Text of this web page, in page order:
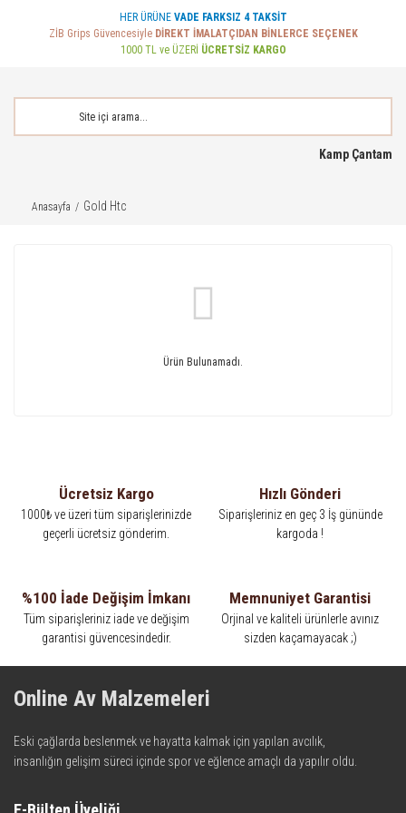
HER ÜRÜNE VADE FARKSIZ 4 TAKSİT
ZİB Grips Güvencesiyle DİREKT İMALATÇIDAN BİNLERCE SEÇENEK
1000 TL ve ÜZERİ ÜCRETSİZ KARGO
Kamp Çantam
Anasayfa Gold Htc
Ürün Bulunamadı.
Ücretsiz Kargo
1000₺ ve üzeri tüm siparişlerinizde
geçerli ücretsiz gönderim.
Hızlı Gönderi
Siparişleriniz en geç 3 İş gününde
kargoda !
%100 İade Değişim İmkanı
Tüm siparişleriniz iade ve değişim
garantisi güvencesindedir.
Memnuniyet Garantisi
Orjinal ve kaliteli ürünlerle avınız
sizden kaçamayacak ;)
Online Av Malzemeleri
Eski çağlarda beslenmek ve hayatta kalmak için yapılan avcılık,
insanlığın gelişim süreci içinde spor ve eğlence amaçlı da yapılır oldu.
teknolojinin dokunuşuyla av malzemelerinde en iyisini meydana